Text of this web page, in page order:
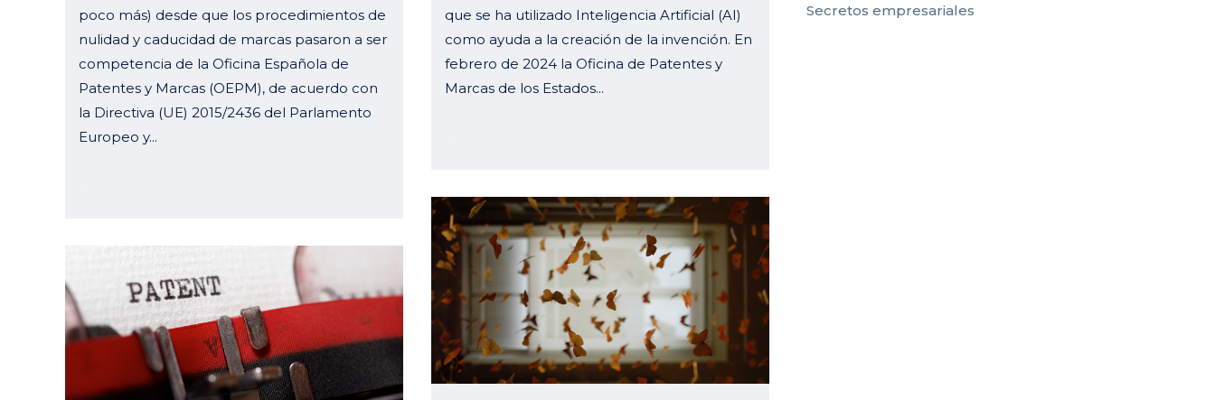
que se ha utilizado Inteligencia Artificial (AI)
como ayuda a la creación de la invención. En
febrero de 2024 la Oficina de Patentes y
Marcas de los Estados...
poco más) desde que los procedimientos de
nulidad y caducidad de marcas pasaron a ser
competencia de la Oficina Española de
Patentes y Marcas (OEPM), de acuerdo con
la Directiva (UE) 2015/2436 del Parlamento
Europeo y...
Secretos empresariales